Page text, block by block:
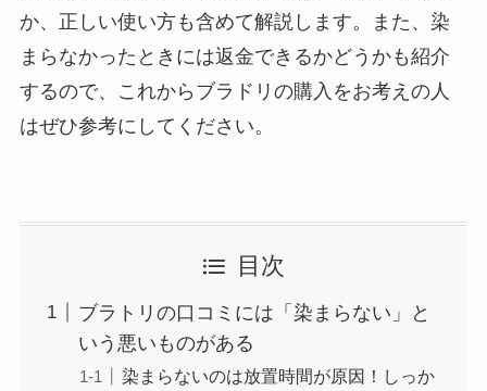
か、正しい使い方も含めて解説します。また、染
まらなかったときには返金できるかどうかも紹介
するので、これからブラドリの購入をお考えの人
はぜひ参考にしてください。
目次
ブラトリの口コミには「染まらない」と
いう悪いものがある
染まらないのは放置時間が原因！しっか